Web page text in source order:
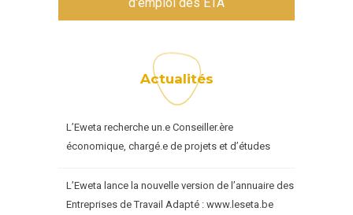
Actualités
L’Eweta recherche un.e Conseiller.ère
économique, chargé.e de projets et d’études
L’Eweta lance la nouvelle version de l’annuaire des
Entreprises de Travail Adapté : www.leseta.be